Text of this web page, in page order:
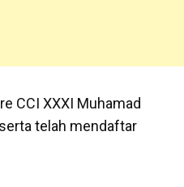
CCI XXXI Muhamad
telah mendaftar